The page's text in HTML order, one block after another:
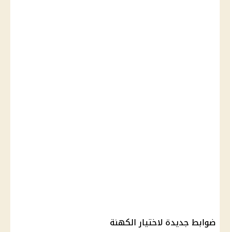
ضوابط جديدة لاختيار الكهنة